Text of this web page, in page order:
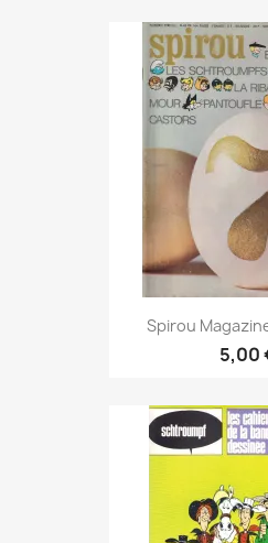
Spirou
5,00